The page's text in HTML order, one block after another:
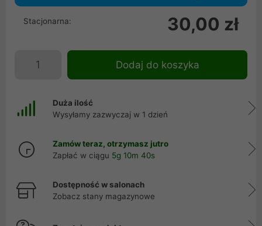
Stacjonarna: 30,00 zł
Dodaj do koszyka
Duża ilość
Wysyłamy zazwyczaj w 1 dzień
Zamów teraz, otrzymasz jutro
Zapłać w ciągu 5g 10m 40s
Dostępność w salonach
Zobacz stany magazynowe